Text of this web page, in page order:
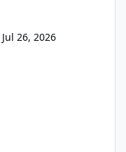
Jul 26, 2026